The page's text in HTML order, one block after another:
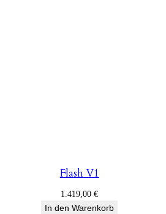
Flash V1
1.419,00€
In den Warenkorb